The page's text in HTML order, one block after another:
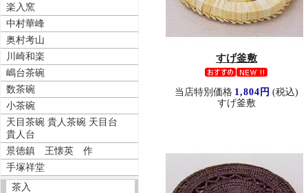
楽入窯
中村華峰
奥村考山
川崎和楽
嶋台茶碗
数茶碗
小茶碗
天目茶碗 貴人茶碗 天目台
貴人台
景徳鎮 王懐英 作
手塚祥堂
茶入
すげ釜敷
当店特別価格 1,804円 (税込)
すげ釜敷